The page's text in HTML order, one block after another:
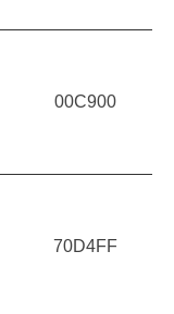
00C900
70D4FF